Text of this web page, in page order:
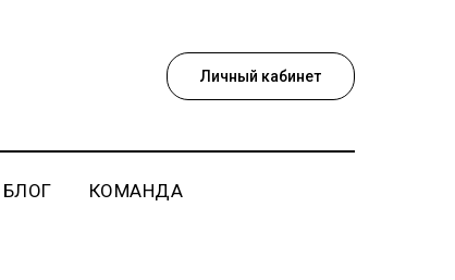
Личный кабинет
БЛОГ КОМАНДА